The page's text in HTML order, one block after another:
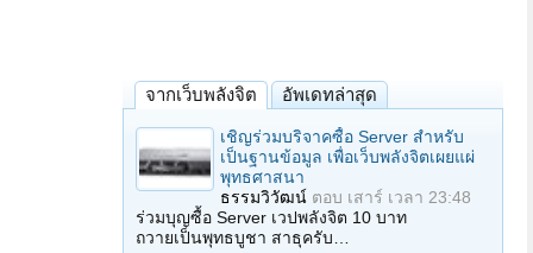
จากเว็บพลังจิต อัพเดทล่าสุด
เชิญร่วมบริจาคซื้อ Server สำหรับ
เป็นฐานข้อมูล เพื่อเว็บพลังจิตเผยแผ่
พุทธศาสนา
ธรรมวิวัฒน์ ตอบ เสาร์ เวลา 23:48
ร่วมบุญซื้อ Server เวปพลังจิต 10 บาท
ถวายเป็นพุทธบูชา สาธุครับ…